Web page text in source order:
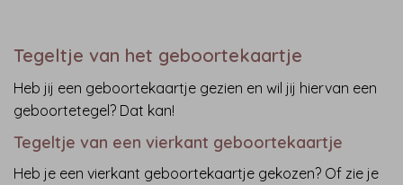
Tegeltje van het geboortekaartje
Heb jij een geboortekaartje gezien en wil jij hiervan een
geboortetegel? Dat kan!
Tegeltje van een vierkant geboortekaartje
Heb je een vierkant geboortekaartje gekozen? Of zie je